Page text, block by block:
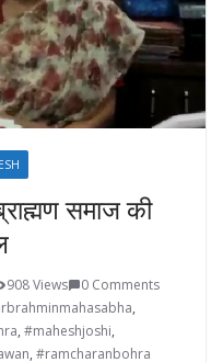
समाज की
908 Views
0 Comments
,
, #maheshjoshi,
, #ramcharanbohra